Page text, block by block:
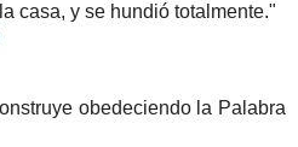
casa, y se hundió totalmente."
obedeciendo la Palabra